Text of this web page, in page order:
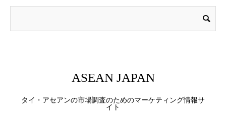
ASEAN JAPAN
タイ・アセアンの市場調査のためのマーケティング情報サ
イト